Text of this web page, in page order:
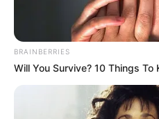
ΤΑΥΤΟΤΗΤΑ ΚΑΙ
BRAINBERRIES
Will You Survive? 10 Things To